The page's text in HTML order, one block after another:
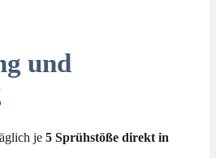
und
je 5 Sprühstöße direkt in